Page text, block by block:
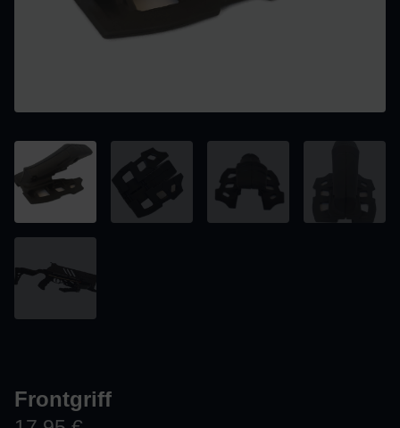
Frontgriff